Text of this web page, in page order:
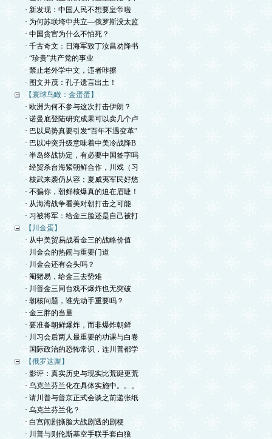
· 新发现：中国人民不想要皇帝啦
· 为何苏联垮中共立—俄罗斯没太监
· 中国贪官为什么不怕死？
· 千古奇文：日海军致丁汝昌劝降书
· “珍贵”共产党的事业
· 禁止老外学中文，违者咔擦
· 图文并茂：孔子遗言出土！
【寰球鸟瞰：金蛋蛋】
· 欧洲为何不参与这次打击伊朗？
· 诺曼底登陆研究成果可以卖几个卢
· 巴以局势真要引发“百年不遇变革”
· 巴以冲突升级意味着中美冷战降B
· 半岛终战协定，有必要中国签字吗
· 经贸杀台海紧朝鲜合作，川戏（习
· 核武来袭仍从容；夏威夷军民好悠
· 不骗你，朝鲜核爆真的迫在眉睫！
· 从海湾战争看美对朝打击之可能
· 习被将军：给金三脸还是自己被打
【川金蛋】
· 从中美贸易战看金三的战略价值
· 川金会的热闹与重要门道
· 川金会还有会头吗？
· 阉猪易，给金三去势难
· 川普金三同台戏不爆炸也无突破
· 朝核问题，谁先动手重要吗？
· 金三胖的当量
· 要准备朝鲜爆炸，而非爆炸朝鲜
· 川习会后两人最重要的功课与白卷
· 国际政治的恐怖常识，连川普都学
【俄罗这厮】
· 影评：真实历史与现实比荒诞更荒
· 乌克兰芬兰化在具体实施中。。。
· 请川普与普京正式会谈之前递张纸
· 乌克兰芬兰化？
· 白宫闹剧撕脸大战剧透的剧梗
· 川普与则伦斯基空手联手套白狼